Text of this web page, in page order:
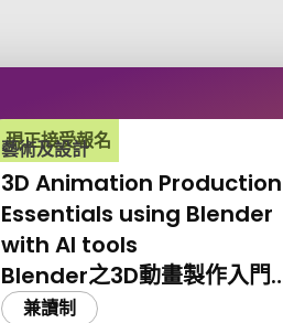
現正接受報名
藝術及設計
3D Animation Production
Essentials using Blender
with AI tools
Blender之3D動畫製作入門
AI工具應用
兼讀制